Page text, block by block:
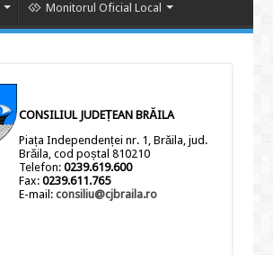
Monitorul Oficial Local
CONSILIUL JUDEȚEAN BRĂILA
Piața Independenței nr. 1, Brăila, jud.
Brăila, cod poștal 810210
Telefon: 0239.619.600
Fax: 0239.611.765
E-mail: consiliu@cjbraila.ro